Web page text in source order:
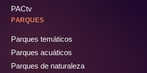
Fender Bender
PACtv
PARQUES
Parques temáticos
Parques acuáticos
Parques de naturaleza